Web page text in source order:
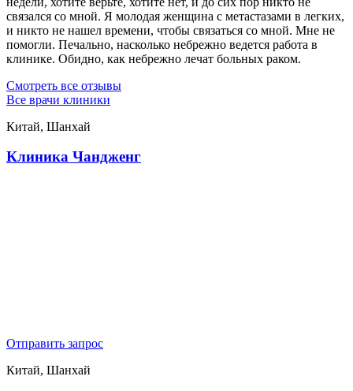
связался со мной. Я молодая женщина с метастазами в легких,
и никто не нашел времени, чтобы связаться со мной. Мне не
помогли. Печально, насколько небрежно ведется работа в
клинике. Обидно, как небрежно лечат больных раком.
Смотреть все отзывы
Все врачи клиники
Китай, Шанхай
Клиника Чандженг
Отправить запрос
Китай, Шанхай